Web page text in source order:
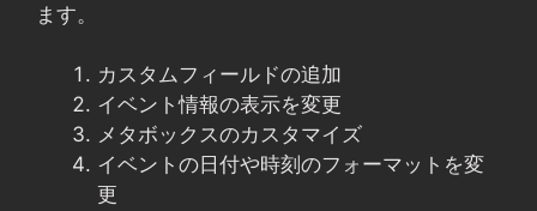
ます。
カスタムフィールドの追加
イベント情報の表示を変更
メタボックスのカスタマイズ
イベントの日付や時刻のフォーマットを変
更